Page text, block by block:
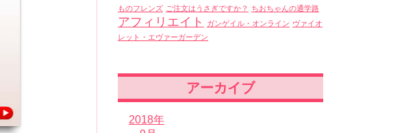
ものフレンズ ご注文はうさぎですか？ ちおちゃんの通学路
アフィリエイト ガンゲイル・オンライン ヴァイオ
レット・エヴァーガーデン
アーカイブ
2018年